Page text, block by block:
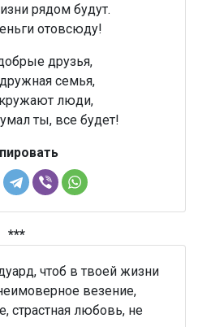
рядом будут.
отовсюду!
друзья,
семья,
люди,
ты, все будет!
***
чтоб в твоей жизни
везение,
страстная любовь, не